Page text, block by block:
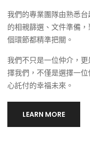
我們的專業團隊由熟悉
的相親篩選、文件準備
個環節都精準把關。
我們不只是一位仲介，
擇我們，不僅是選擇一
心託付的幸福未來。
LEARN MORE